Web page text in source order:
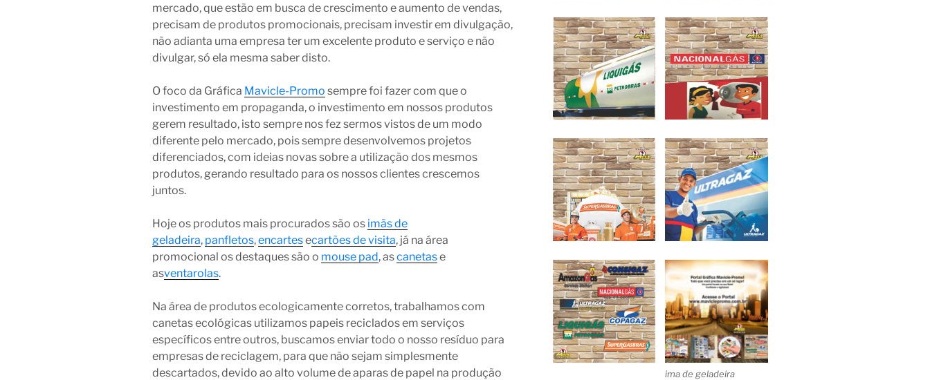
mercado, que estão em busca de crescimento e aumento de vendas,
precisam de produtos promocionais, precisam investir em divulgação,
não adianta uma empresa ter um excelente produto e serviço e não
divulgar, só ela mesma saber disto.
O foco da Gráfica Mavicle-Promo sempre foi fazer com que o
investimento em propaganda, o investimento em nossos produtos
gerem resultado, isto sempre nos fez sermos vistos de um modo
diferente pelo mercado, pois sempre desenvolvemos projetos
diferenciados, com ideias novas sobre a utilização dos mesmos
produtos, gerando resultado para os nossos clientes crescemos
juntos.
Hoje os produtos mais procurados são os imãs de
geladeira, panfletos,encartesecartões de visita, já na área
promocional os destaques são o mouse pad, ascanetase
asventarolas.
Na área de produtos ecologicamente corretos, trabalhamos com
canetas ecológicas utilizamos papeis reciclados em serviços
específicos entre outros, buscamos enviar todo o nosso resíduo para
empresas de reciclagem, para que não sejam simplesmente
descartados, devido ao alto volume de aparas de papel na produção
ima de geladeira